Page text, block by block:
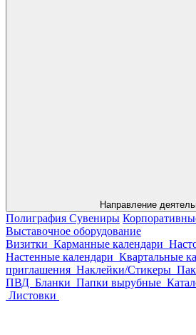
Направление
Полиграфия Сувениры
Выставочное оборудование
Визитки Карманные календари
Настенные календари Квартальные
приглашения Наклейки/Стикеры
ПВД Бланки Папки вырубные
Листовки